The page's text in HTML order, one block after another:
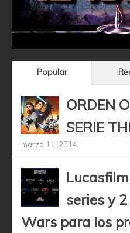
Popular
ORDEN
SERIE
marzo 11, 2014
series y
Wars para los